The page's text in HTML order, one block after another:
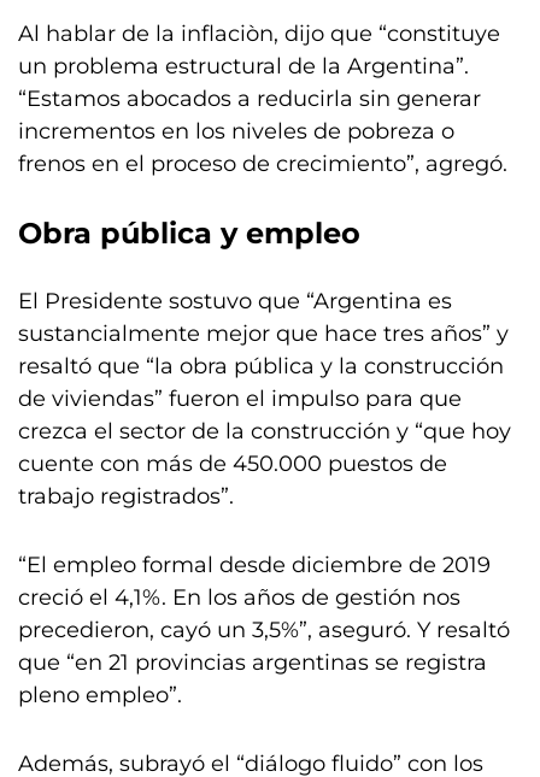
Al hablar de la inflaciòn, dijo que “constituye
un problema estructural de la Argentina”.
“Estamos abocados a reducirla sin generar
incrementos en los niveles de pobreza o
frenos en el proceso de crecimiento”, agregó.
Obra pública y empleo
El Presidente sostuvo que “Argentina es
sustancialmente mejor que hace tres años” y
resaltó que “la obra pública y la construcción
de viviendas” fueron el impulso para que
crezca el sector de la construcción y “que hoy
cuente con más de 450.000 puestos de
trabajo registrados”.
“El empleo formal desde diciembre de 2019
creció el 4,1%. En los años de gestión nos
precedieron, cayó un 3,5%”, aseguró. Y resaltó
que “en 21 provincias argentinas se registra
pleno empleo”.
Además, subrayó el “diálogo fluido” con los